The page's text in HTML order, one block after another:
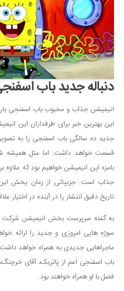
فرهنگ و هنر
سینما و تئاتر
تلویزیون
موسیقی
چهره‌ها
عکاسی و هنرهای تجسمی
کتاب و کتاب‌خوانی
تاریخ
علمی
فناوری‌ها
نجوم و هوا فضا
زمین و محیط زیست
خودرو
سرگرمی
دانستنی‌ها
بازی
دنباله جدید باب
انیمیشن جذاب و محبوب باب اسفنجی
این بهترین خبر برای طرفداران این
قسمت خواهد داشت. اما مثل همیشه
بامزه این انیمیشن خواهیم بود که علاوه
جذاب است. جزییاتی از زمان پخش این
تاریخ دقیق انتشار را در آینده در اختیار
ماجراهایی جدیدی به همراه خواهد داشت.
باب اسفنجی اعم از پاتریک، آقای
فصل با او همراه خواهند بود.